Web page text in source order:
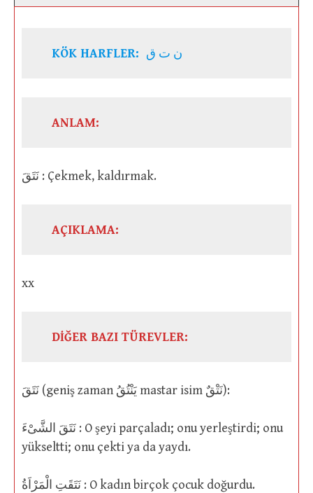
KÖK HARFLER: ن ت ق
ANLAM:
نَتَقَ : Çekmek, kaldırmak.
AÇIKLAMA:
xx
DİĞER BAZI TÜREVLER:
نَتَقَ (geniş zaman يَنْتُقُ mastar isim نَتْقٌ):
نَتَقَ الشَّىْءَ : O şeyi parçaladı; onu yerleştirdi; onu
yükseltti; onu çekti ya da yaydı.
نَتَقَتِ الْمَرْاَةُ : O kadın birçok çocuk doğurdu.